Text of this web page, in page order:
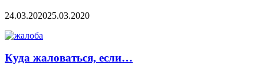
24.03.202025.03.2020
Куда жаловаться, если…